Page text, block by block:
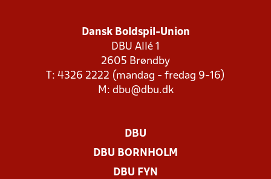
Dansk Boldspil-Union
DBU Allé 1
2605 Brøndby
T: 4326 2222 (mandag - fredag 9-16)
M: dbu@dbu.dk
DBU
DBU BORNHOLM
DBU FYN